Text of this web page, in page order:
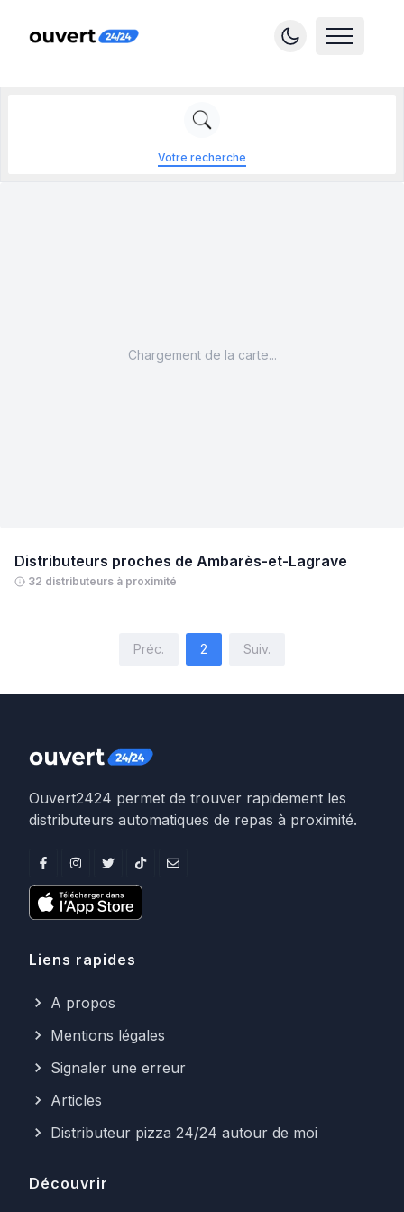
Votre recherche
Distributeurs proches de Ambarès-et-Lagrave
32 distributeurs à proximité
Préc. 2 Suiv.
Chargement de la carte...
Ouvert2424 permet de trouver rapidement les
distributeurs automatiques de repas à proximité.
Liens rapides
A propos
Mentions légales
Signaler une erreur
Articles
Distributeur pizza 24/24 autour de moi
Découvrir